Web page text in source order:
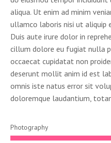
aliqua. Ut enim ad minim
ullamco laboris nisi ut aliquip
Duis aute irure dolor in
cillum dolore eu fugiat nulla
occaecat cupidatat non
deserunt mollit anim id est
omnis iste natus error sit
doloremque laudantium,
Photography